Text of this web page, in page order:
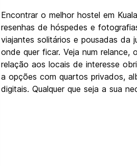
Encontrar o melhor hostel em
resenhas de hóspedes e
viajantes solitários e pousadas da
onde quer ficar. Veja num relance,
relação aos locais de interesse
a opções com quartos privados,
digitais. Qualquer que seja a sua